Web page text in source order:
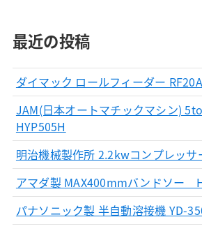
最近の投稿
ダイマック ロールフィーダー RF20A
JAM(日本オートマチックマシン)
HYP505H
明治機械製作所 2.2kwコンプレッサ
アマダ製 MAX400mmバンドソー
パナソニック製 半自動溶接機 YD-